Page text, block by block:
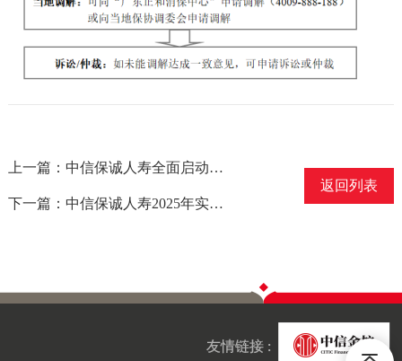
上一篇：中信保诚人寿全面启动2026年“3·15”金融消费者权益保护教育宣传活动
下一篇：中信保诚人寿2025年实现净利润50亿，高质量发展成色凸显
返回列表
友情链接 :